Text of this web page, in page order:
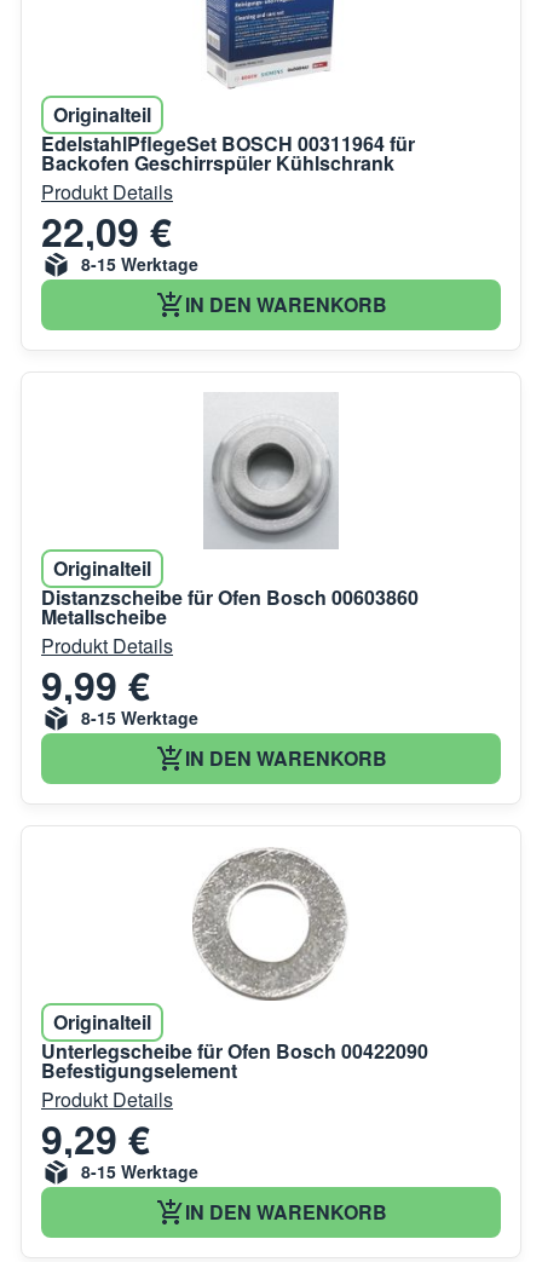
Originalteil
EdelstahlPflegeSet BOSCH 00311964 für
Backofen Geschirrspüler Kühlschrank
Produkt Details
22,09 €
8-15 Werktage
IN DEN WARENKORB
Originalteil
Distanzscheibe für Ofen Bosch 00603860
Metallscheibe
Produkt Details
9,99 €
8-15 Werktage
IN DEN WARENKORB
Originalteil
Unterlegscheibe für Ofen Bosch 00422090
Befestigungselement
Produkt Details
9,29 €
8-15 Werktage
IN DEN WARENKORB